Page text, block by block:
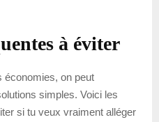
à éviter
économies, on peut
simples. Voici les
si tu veux vraiment alléger